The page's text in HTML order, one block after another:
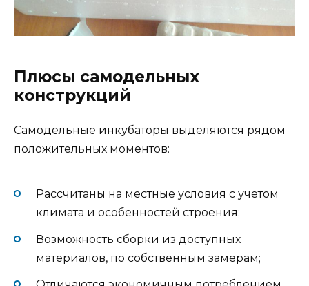
Плюсы самодельных
конструкций
Самодельные инкубаторы выделяются рядом
положительных моментов:
Рассчитаны на местные условия с учетом
климата и особенностей строения;
Возможность сборки из доступных
материалов, по собственным замерам;